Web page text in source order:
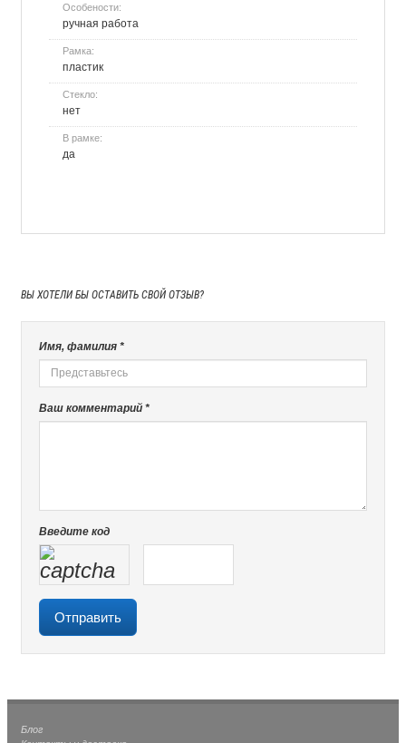
Особености:
ручная работа
Рамка:
пластик
Стекло:
нет
В рамке:
да
ВЫ ХОТЕЛИ БЫ ОСТАВИТЬ СВОЙ ОТЗЫВ?
Имя, фамилия *
Ваш комментарий *
Введите код
Блог